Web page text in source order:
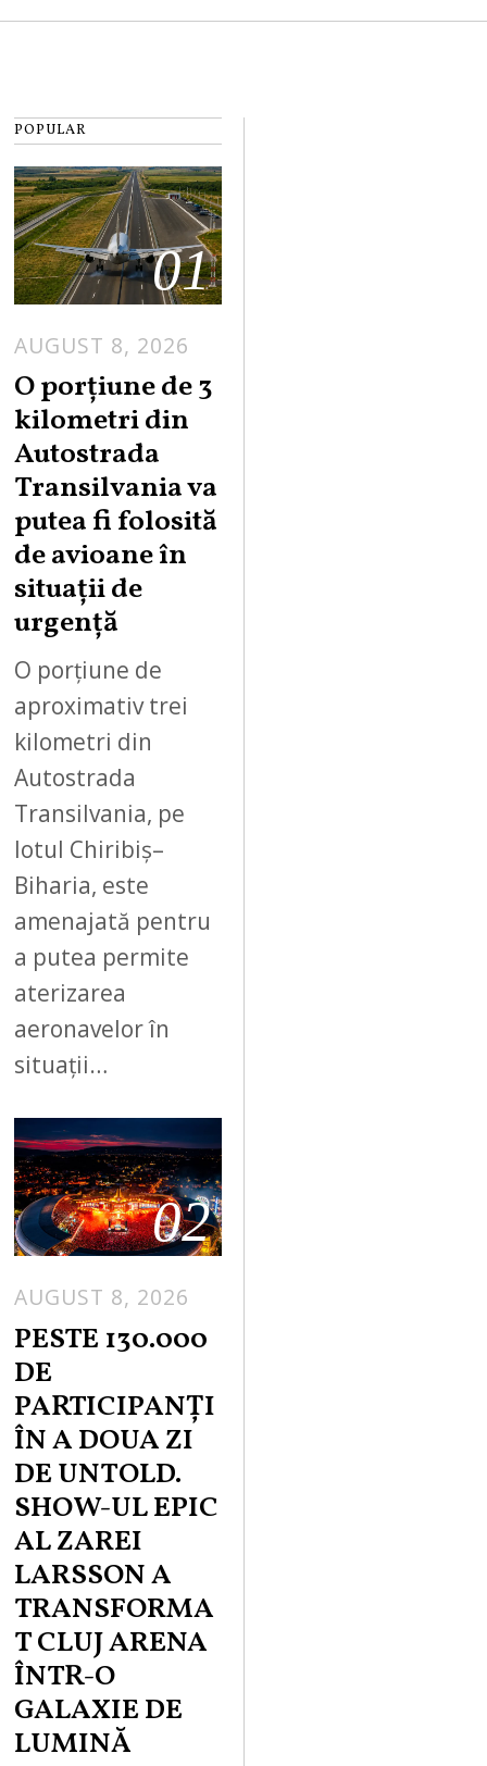
POPULAR
01
AUGUST 8, 2026
U
G
T
8
O porțiune de 3
kilometri din
Autostrada
Transilvania va
putea fi folosită
de avioane în
situații de
urgență
O porțiune de
aproximativ trei
kilometri din
Autostrada
Transilvania, pe
lotul Chiribiș–
Biharia, este
amenajată pentru
a putea permite
aterizarea
aeronavelor în
situații…
02
AUGUST 8, 2026
PESTE 130.000
DE
PARTICIPANȚI
ÎN A DOUA ZI
DE UNTOLD.
SHOW-UL EPIC
AL ZAREI
LARSSON A
TRANSFORMA
T CLUJ ARENA
ÎNTR-O
GALAXIE DE
LUMINĂ